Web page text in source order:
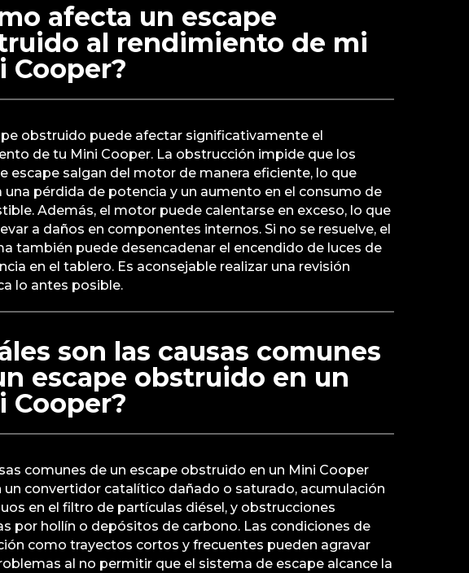
afecta un escape
al rendimiento de mi
Cooper?
obstruido puede afectar significativamente el
de tu Mini Cooper. La obstrucción impide que los
escape salgan del motor de manera eficiente, lo que
una pérdida de potencia y un aumento en el consumo de
Además, el motor puede calentarse en exceso, lo que
a daños en componentes internos. Si no se resuelve, el
también puede desencadenar el encendido de luces de
en el tablero. Es aconsejable realizar una revisión
lo antes posible.
son las causas comunes
escape obstruido en un
Cooper?
comunes de un escape obstruido en un Mini Cooper
un convertidor catalítico dañado o saturado, acumulación
en el filtro de partículas diésel, y obstrucciones
por hollín o depósitos de carbono. Las condiciones de
como trayectos cortos y frecuentes pueden agravar
al no permitir que el sistema de escape alcance la